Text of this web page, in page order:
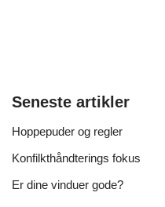
Seneste artikler
Hoppepuder og regler
Konfilkthåndterings fokus
Er dine vinduer gode?